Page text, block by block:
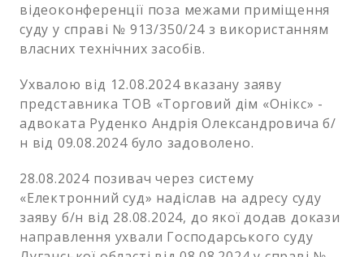
відеоконференції поза межами приміщення
суду у справі № 913/350/24 з використанням
власних технічних засобів.
Ухвалою від 12.08.2024 вказану заяву
представника ТОВ «Торговий дім «Онікс» -
адвоката Руденко Андрія Олександровича б/
н від 09.08.2024 було задоволено.
28.08.2024 позивач через систему
«Електронний суд» надіслав на адресу суду
заяву б/н від 28.08.2024, до якої додав докази
направлення ухвали Господарського суду